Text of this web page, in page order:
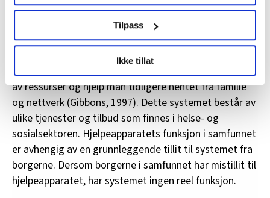
brukes. Du kan hele tiden endre eller trekke tilbake ditt
samtykke fra erklæringen om informasjonskapsler.
LO Medias publikasjoner frifagbevegelse.no, hk-nytt.no
og fontene.no bruker informasjonskapsler (cookies) for å
lære hvordan våre nettsider blir brukt slik at vi tilby
relevant innhold, tilpassede annonser og utarbeide
statistikk.
Vi deler bare informasjon om hvordan du bruker
nettstedet med LO Medias egne samarbeidspartnere
innenfor analyse og annonsering. Disse er angitt i
oversikten lengre ned på denne siden.
Tilpass
Ikke tillat
andre barnefamilier i en hektisk hverdag, er en
oppnåelse jeg har fått til på tross av og ikke på grunn
av dagens hjelpeapparat.
Hjelpeapparatet fungerer som et supplerende system
av ressurser og hjelp man tidligere hentet fra familie
og nettverk (Gibbons, 1997). Dette systemet består av
ulike tjenester og tilbud som finnes i helse- og
sosialsektoren. Hjelpeapparatets funksjon i samfunnet
er avhengig av en grunnleggende tillit til systemet fra
borgerne. Dersom borgerne i samfunnet har mistillit til
hjelpeapparatet, har systemet ingen reel funksjon.